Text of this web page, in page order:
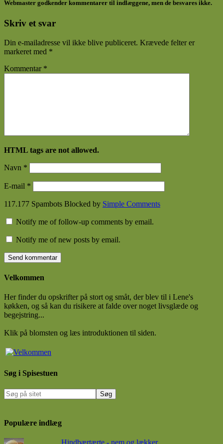
Webmaster godkender kommentarer til indlæggene, men de besvares ikke.
Skriv et svar
Din e-mailadresse vil ikke blive publiceret. Krævede felter er
markeret med *
Kommentar *
HTML tags are not allowed.
Navn *
E-mail *
117.177 Spambots Blocked by Simple Comments
Notify me of follow-up comments by email.
Notify me of new posts by email.
Velkommen
Her finder du opskrifter på stort og småt, der blev til i Lene's
køkken, og så kan du risikere at falde over noget livsglæde og
begejstring...
Klik på blomsten og læs introduktionen til siden.
Søg i Spisestuen
Populære indlæg